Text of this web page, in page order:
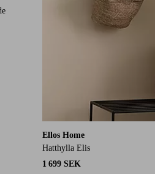
Ellos Home
Hatthylla Elis
1 699 SEK